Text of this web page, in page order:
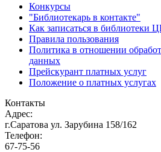
Конкурсы
"Библиотекарь в контакте"
Как записаться в библиотеки
Правила пользования
Политика в отношении
данных
Прейскурант платных услуг
Положение о платных услугах
Контакты
Адрес:
г.Саратова ул. Зарубина 158/162
Телефон:
67-75-56